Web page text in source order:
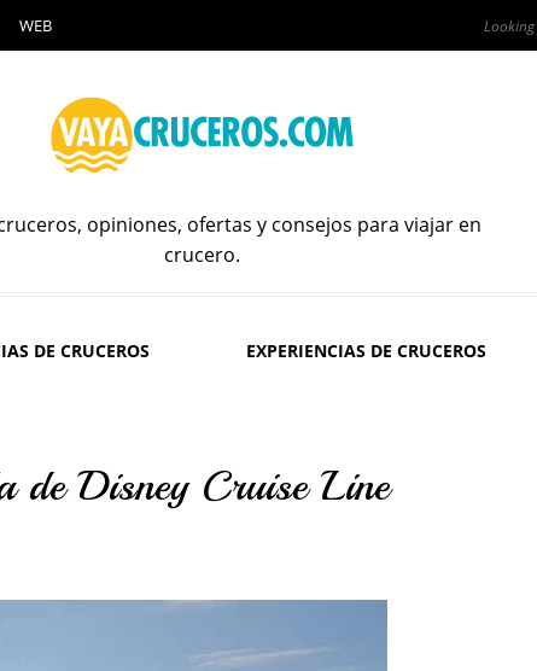
WEB
opiniones, ofertas y consejos para viajar en
crucero.
DE CRUCEROS EXPERIENCIAS DE CRUCEROS
de Disney Cruise Line